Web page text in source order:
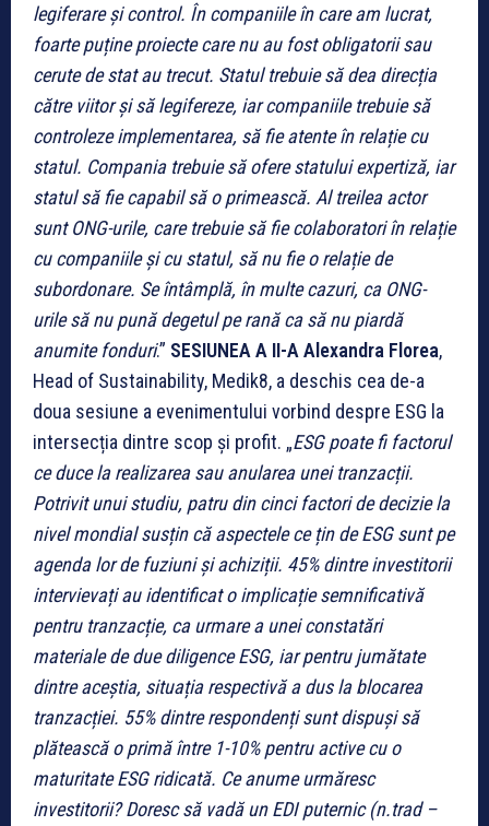
legiferare și control. În companiile în care am lucrat,
foarte puține proiecte care nu au fost obligatorii sau
cerute de stat au trecut. Statul trebuie să dea direcția
către viitor și să legifereze, iar companiile trebuie să
controleze implementarea, să fie atente în relație cu
statul. Compania trebuie să ofere statului expertiză, iar
statul să fie capabil să o primească. Al treilea actor
sunt ONG-urile, care trebuie să fie colaboratori în relație
cu companiile și cu statul, să nu fie o relație de
subordonare. Se întâmplă, în multe cazuri, ca ONG-
urile să nu pună degetul pe rană ca să nu piardă
anumite fonduri.” SESIUNEA A II-A Alexandra Florea,
Head of Sustainability, Medik8, a deschis cea de-a
doua sesiune a evenimentului vorbind despre ESG la
intersecția dintre scop și profit. „ESG poate fi factorul
ce duce la realizarea sau anularea unei tranzacții.
Potrivit unui studiu, patru din cinci factori de decizie la
nivel mondial susțin că aspectele ce țin de ESG sunt pe
agenda lor de fuziuni și achiziții. 45% dintre investitorii
intervievați au identificat o implicație semnificativă
pentru tranzacție, ca urmare a unei constatări
materiale de due diligence ESG, iar pentru jumătate
dintre aceștia, situația respectivă a dus la blocarea
tranzacției. 55% dintre respondenți sunt dispuși să
plătească o primă între 1-10% pentru active cu o
maturitate ESG ridicată. Ce anume urmăresc
investitorii? Doresc să vadă un EDI puternic (n.trad –